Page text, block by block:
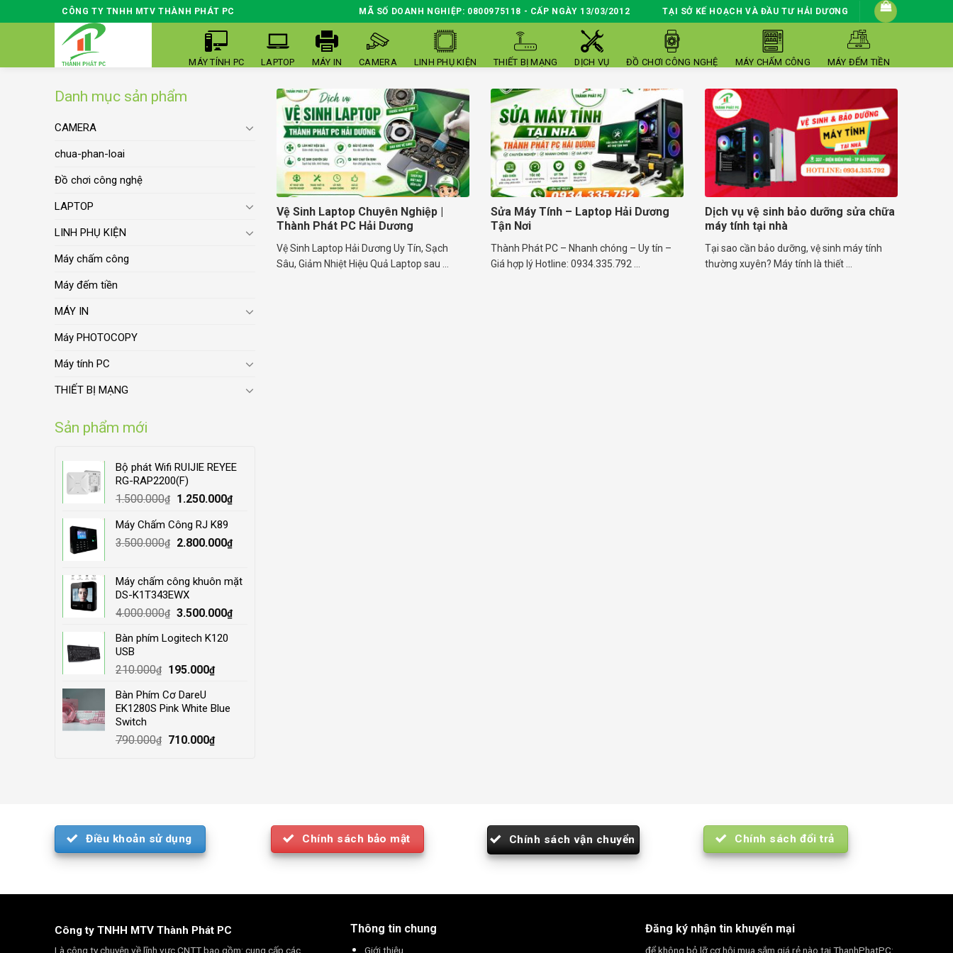
to
CÔNG TY TNHH MTV THÀNH PHÁT PC MÃ SỐ DOANH NGHIỆP: 0800975118 - CẤP NGÀY 13/03/2012 TẠI SỞ KẾ HOẠCH VÀ ĐẦU TƯ HẢI DƯƠNG
MÁY TÍNH PC LAPTOP MÁY IN CAMERA LINH PHỤ KIỆN THIẾT BỊ MẠNG DỊCH VỤ ĐỒ CHƠI CÔNG NGHỆ MÁY CHẤM CÔNG MÁY ĐẾM TIỀN
Danh mục sản phẩm
CAMERA
chua-phan-loai
Đồ chơi công nghệ
LAPTOP
LINH PHỤ KIỆN
Máy chấm công
Máy đếm tiền
MÁY IN
Máy PHOTOCOPY
Máy tính PC
THIẾT BỊ MẠNG
Sản phẩm mới
Bộ phát Wifi RUIJIE REYEE
RG-RAP2200(F)
1.500.000₫
Original
was:
1.500.000₫.
1.250.000₫Current
1.250.000₫.
Máy Chấm Công RJ K89
3.500.000₫
Original
3.500.000₫.
2.800.000₫Current
2.800.000₫.
Máy chấm công khuôn mặt
DS-K1T343EWX
4.000.000₫ Original
was:
3.500.000₫Current
Bàn phím Logitech K120
USB
210.000₫
Original
was:
210.000₫.
195.000₫Current
195.000₫.
Bàn Phím Cơ DareU
EK1280S Pink White Blue
Switch
790.000₫
Original
710.000₫Current
Vệ Sinh Laptop Chuyên Nghiệp |
Thành Phát PC Hải Dương
Vệ Sinh Laptop Hải Dương Uy Tín, Sạch
Sâu, Giảm Nhiệt Hiệu Quả Laptop sau ...
Sửa Máy Tính – Laptop Hải Dương
Tận Nơi
Thành Phát PC – Nhanh chóng – Uy tín –
Giá hợp lý Hotline: 0934.335.792 ...
Dịch vụ vệ sinh bảo dưỡng sửa chữa
máy tính tại nhà
Tại sao cần bảo dưỡng, vệ sinh máy tính
thường xuyên? Máy tính là thiết ...
Điều khoản sử dụng Chính sách bảo mật Chính sách vận chuyển Chính sách đổi trả
Công ty TNHH MTV Thành Phát PC
Là công ty chuyên về lĩnh vực CNTT bao gồm: cung cấp các
Thông tin chung
Giới thiệu
Đăng ký nhận tin khuyến mại
để không bỏ lỡ cơ hội mua sắm giá rẻ nào tại ThanhPhatPC: